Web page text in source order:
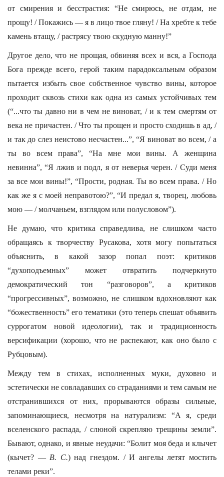
от смирения и бесстрастия: “Не смирюсь, не отдам, не
прощу! / Покажись — я в лицо твое гляну! / На хребте к тебе
камень втащу, / растрясу твою скудную манну!”
Другое дело, что не прощая, обвиняя всех и вся, а Господа
Бога прежде всего, герой таким парадоксальным образом
пытается избыть свое собственное чувство вины, которое
проходит сквозь стихи как одна из самых устойчивых тем
(“...что ты давно ни в чем не виноват, / и к тем смертям от
века не причастен. / Что ты прощен и просто сходишь в ад, /
и так до слез неистово несчастен...”, “Я виноват во всем, / а
ты во всем права”, “На мне мои вины. А женщина
невинна”, “Я лжив и подл, я от неверья черен. / Суди меня
за все мои вины!”, “Прости, родная. Ты во всем права. / Но
как же я с моей неправотою?”, “И предал я, творец, любовь
мою — / молчаньем, взглядом или полусловом”).
Не думаю, что критика справедлива, не слишком часто
обращаясь к творчеству Русакова, хотя могу попытаться
объяснить, в какой зазор попал поэт: критиков
“духоподъемных” может отвратить подчеркнуто
демократический тон “разговоров”, а критиков
“прогрессивных”, возможно, не слишком вдохновляют как
“божественность” его тематики (это теперь спешат объявить
суррогатом новой идеологии), так и традиционность
версификации (хорошо, что не распекают, как оно было с
Рубцовым).
Между тем в стихах, исполненных муки, духовно и
эстетически не совладавших со страданиями и тем самым не
отстранившихся от них, прорываются образы сильные,
запоминающиеся, несмотря на натурализм: “А я, среди
вселенского распада, / слюной скрепляю трещины земли”.
Бывают, однако, и явные неудачи: “Болит моя беда и клычет
(кычет? — В. С.) над гнездом. / И ангелы летят мостить
телами реки”.